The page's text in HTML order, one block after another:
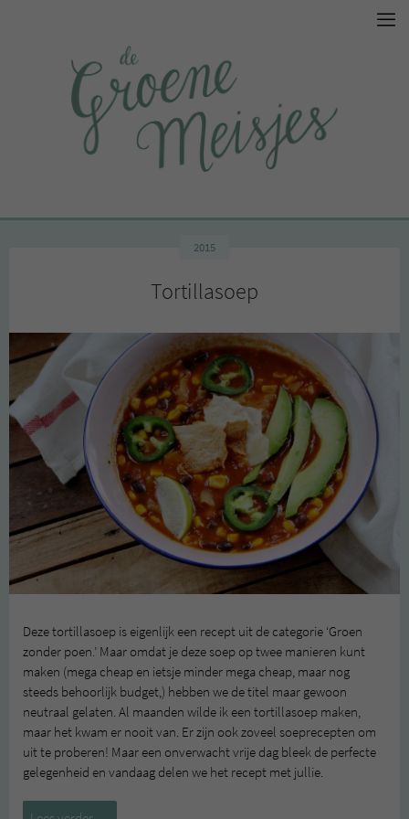
2015
Tortillasoep
Deze tortillasoep is eigenlijk een recept uit de categorie ‘Groen
zonder poen.’ Maar omdat je deze soep op twee manieren kunt
maken (mega cheap en ietsje minder mega cheap, maar nog
steeds behoorlijk budget,) hebben we de titel maar gewoon
neutraal gelaten. Al maanden wilde ik een tortillasoep maken,
maar het kwam er nooit van. Er zijn ook zoveel soeprecepten om
uit te proberen! Maar een onverwacht vrije dag bleek de perfecte
gelegenheid en vandaag delen we het recept met jullie.